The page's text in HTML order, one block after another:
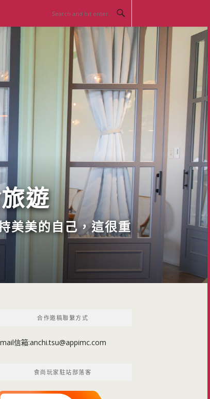
旅遊
美美的自己，這很重
合作邀稿聯繫方式
信箱:anchi.tsu@appimc.com
食尚玩家駐站部落客